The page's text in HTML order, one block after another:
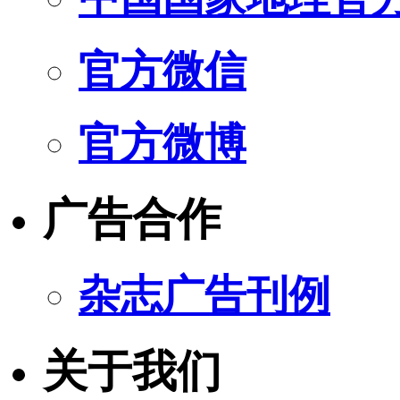
官方微信
官方微博
广告合作
杂志广告刊例
关于我们